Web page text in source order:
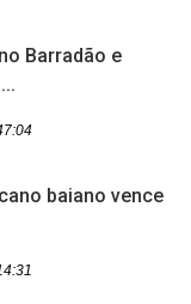
Barradão e
baiano vence